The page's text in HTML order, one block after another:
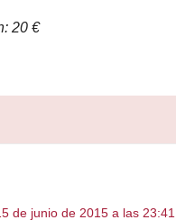
20 €
de junio de 2015 a las 23:41